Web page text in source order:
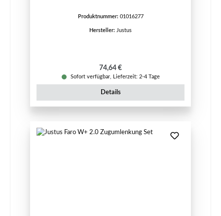
Produktnummer: 01016277
Hersteller: Justus
Regulärer Preis:
74,64 €
Sofort verfügbar, Lieferzeit: 2-4 Tage
Details